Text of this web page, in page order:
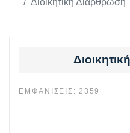
ΕΜΦΑΝΊΣΕΙΣ: 2359